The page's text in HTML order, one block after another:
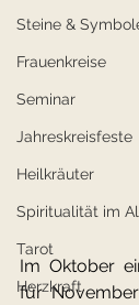
Steine &
Frauenkreise
Seminar
Jahreskreisfeste
Heilkräuter
Spiritualität im
Tarot
Herzkraft
Im Oktober
für